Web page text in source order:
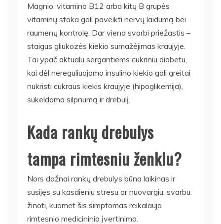
Magnio, vitamino B12 arba kitų B grupės
vitaminų stoka gali paveikti nervų laidumą bei
raumenų kontrolę. Dar viena svarbi priežastis –
staigus gliukozės kiekio sumažėjimas kraujyje.
Tai ypač aktualu sergantiems cukriniu diabetu,
kai dėl nereguliuojamo insulino kiekio gali greitai
nukristi cukraus kiekis kraujyje (hipoglikemija),
sukeldama silpnumą ir drebulį.
Kada rankų drebulys
tampa rimtesniu ženklu?
Nors dažnai rankų drebulys būna laikinas ir
susijęs su kasdieniu stresu ar nuovargiu, svarbu
žinoti, kuomet šis simptomas reikalauja
rimtesnio medicininio įvertinimo.